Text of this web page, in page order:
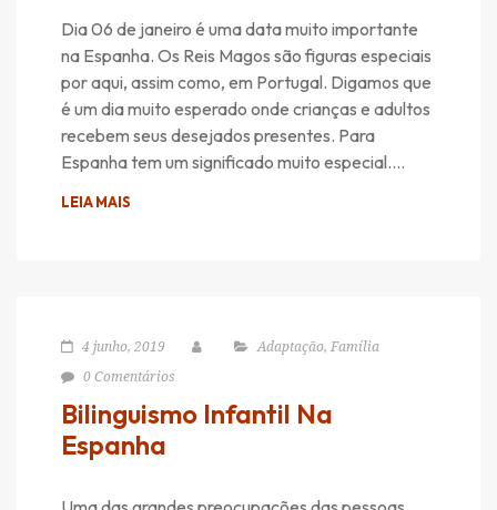
Dia 06 de janeiro é uma data muito importante
na Espanha. Os Reis Magos são figuras especiais
por aqui, assim como, em Portugal. Digamos que
é um dia muito esperado onde crianças e adultos
recebem seus desejados presentes. Para
Espanha tem um significado muito especial….
LEIA MAIS
4 junho, 2019 Adaptação, Família
0 Comentários
Bilinguismo Infantil Na
Espanha